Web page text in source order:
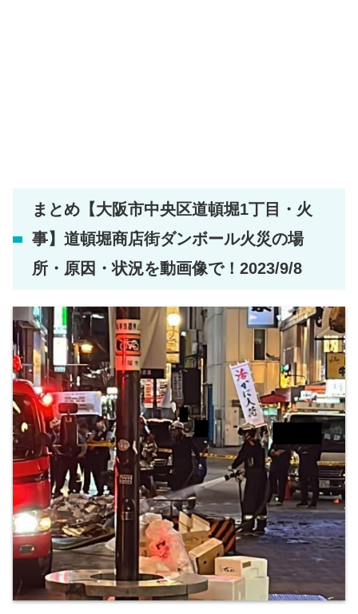
まとめ【大阪市中央区道頓堀1丁目・火
事】道頓堀商店街ダンボール火災の場
所・原因・状況を動画像で！2023/9/8